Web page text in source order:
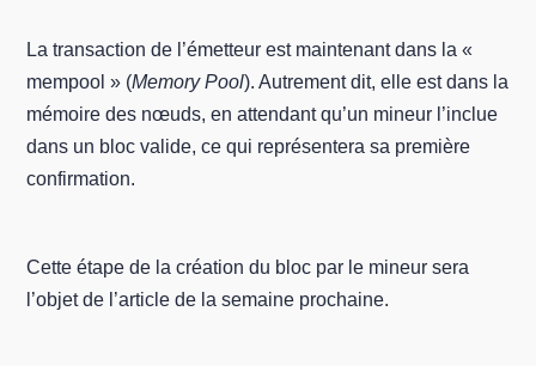
La transaction de l’émetteur est maintenant dans la «
mempool » (Memory Pool). Autrement dit, elle est dans la
mémoire des nœuds, en attendant qu’un mineur l’inclue
dans un bloc valide, ce qui représentera sa première
confirmation.
Cette étape de la création du bloc par le mineur sera
l’objet de l’article de la semaine prochaine.